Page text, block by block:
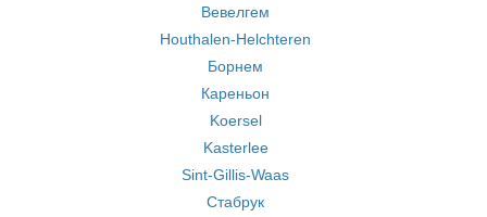
Вевелгем
Houthalen-Helchteren
Борнем
Кареньон
Koersel
Kasterlee
Sint-Gillis-Waas
Стабрук